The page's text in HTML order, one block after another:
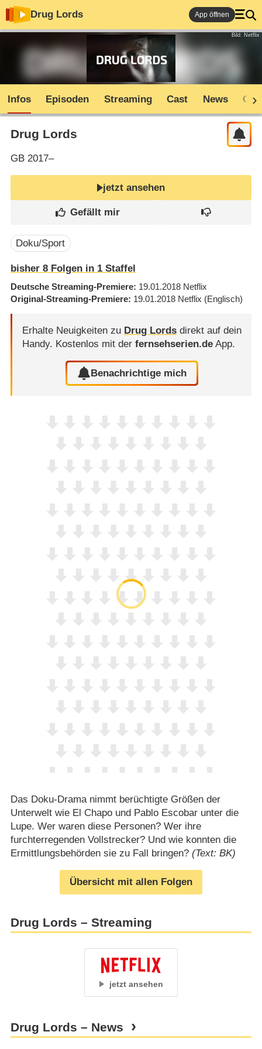
Drug Lords App öffnen
Bild: Netflix
Infos Episoden Streaming Cast News
Drug Lords
GB2017–
jetzt ansehen
Doku/Sport
bisher 8Folgen in 1Staffel
Deutsche Streaming-Premiere 19.01.2018 Netflix
Original-Streaming-Premiere 19.01.2018 Netflix (Englisch)
Erhalte Neuigkeiten zu Drug Lordsdirekt auf dein
Handy. Kostenlos mit der fernsehserien.deApp.
Benachrichtige mich
Das Doku-Drama nimmt berüchtigte Größen der
Unterwelt wie El Chapo und Pablo Escobar unter die
Lupe. Wer waren diese Personen? Wer ihre
furchterregenden Vollstrecker? Und wie konnten die
Ermittlungsbehörden sie zu Fall bringen? (Text: BK)
Übersicht mit allen Folgen
Drug Lords – Streaming
jetzt ansehen
Drug Lords – News